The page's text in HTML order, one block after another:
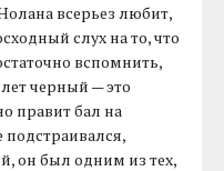
всерьез любит,
слух на то, что
вспомнить,
черный — это
правит бал на
подстраивался,
он был одним из тех,